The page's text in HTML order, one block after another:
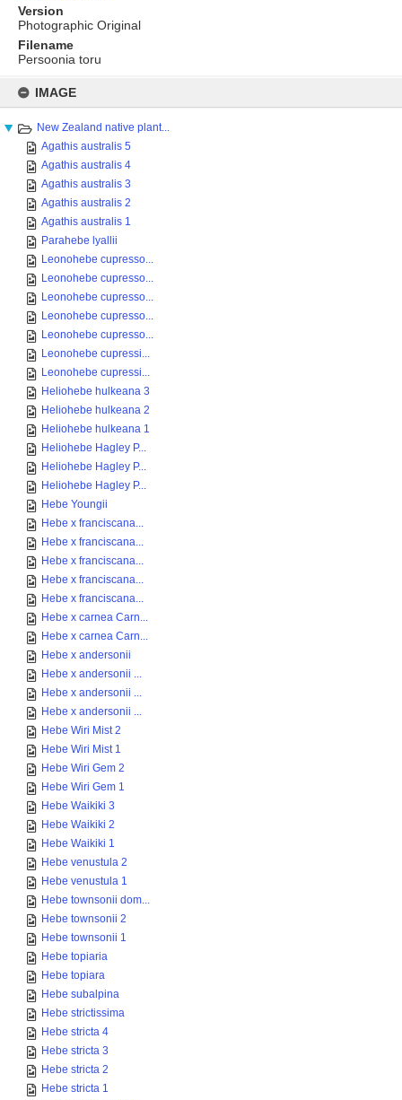
content
IMAGE
New Zealand native plant...
Agathis australis 5
Agathis australis 4
Agathis australis 3
Agathis australis 2
Agathis australis 1
Parahebe lyallii
Leonohebe cupresso...
Leonohebe cupresso...
Leonohebe cupresso...
Leonohebe cupresso...
Leonohebe cupresso...
Leonohebe cupressi...
Leonohebe cupressi...
Heliohebe hulkeana 3
Heliohebe hulkeana 2
Heliohebe hulkeana 1
Heliohebe Hagley P...
Heliohebe Hagley P...
Heliohebe Hagley P...
Hebe Youngii
Hebe x franciscana...
Hebe x franciscana...
Hebe x franciscana...
Hebe x franciscana...
Hebe x franciscana...
Hebe x carnea Carn...
Hebe x carnea Carn...
Hebe x andersonii
Hebe x andersonii ...
Hebe x andersonii ...
Hebe x andersonii ...
Hebe Wiri Mist 2
Hebe Wiri Mist 1
Hebe Wiri Gem 2
Hebe Wiri Gem 1
Hebe Waikiki 3
Hebe Waikiki 2
Hebe Waikiki 1
Hebe venustula 2
Hebe venustula 1
Hebe townsonii dom...
Hebe townsonii 2
Hebe townsonii 1
Hebe topiaria
Hebe topiara
Hebe subalpina
Hebe strictissima
Hebe stricta 4
Hebe stricta 3
Hebe stricta 2
Hebe stricta 1
Version
Photographic Original
Filename
Persoonia toru